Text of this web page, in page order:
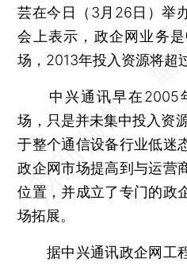
芸在今日（3月26日）举
会上表示，政企网业务
场，2013年投入资源将超
中兴通讯早在2005
场，只是并未集中投入资
于整个通信设备行业低迷
政企网市场提高到与运营
位置，并成立了专门的政
场拓展。
据中兴通讯政企网工